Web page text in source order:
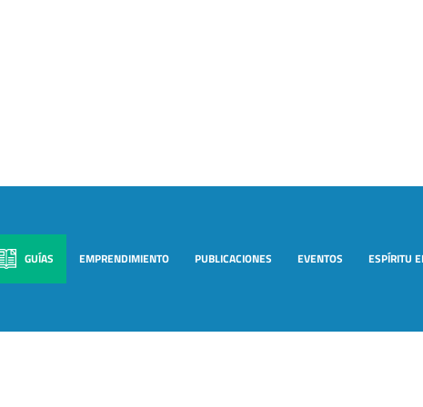
GUÍAS EMPRENDIMIENTO PUBLICACIONES EVENTOS ESPÍRITU